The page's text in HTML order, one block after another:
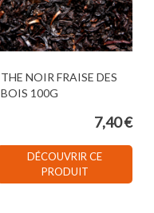
THE NOIR FRAISE DES
BOIS 100G
7,40 €
DÉCOUVRIR CE
PRODUIT